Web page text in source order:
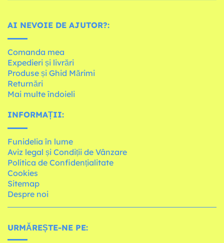
AI NEVOIE DE AJUTOR?:
Comanda mea
Expedieri și livrări
Produse și Ghid Mărimi
Returnări
Mai multe îndoieli
INFORMAȚII:
Funidelia în lume
Aviz legal și Condiții de Vânzare
Política de Confidențialitate
Cookies
Sitemap
Despre noi
URMĂREȘTE-NE PE: